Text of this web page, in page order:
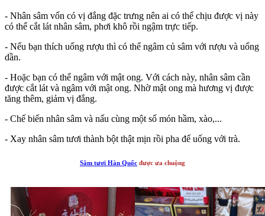
- Nhân sâm vốn có vị đắng đặc trưng nên ai có thể chịu được vị này
có thể cắt lát nhân sâm, phơi khô rồi ngậm trực tiếp.
- Nếu bạn thích uống rượu thì có thể ngâm củ sâm với rượu và uống
dần.
- Hoặc bạn có thể ngâm với mật ong. Với cách này, nhân sâm cần
được cắt lát và ngâm với mật ong. Nhờ mật ong mà hương vị được
tăng thêm, giảm vị đắng.
- Chế biến nhân sâm và nấu cùng một số món hầm, xào,...
- Xay nhân sâm tươi thành bột thật mịn rồi pha để uống với trà.
Sâm tươi Hàn Quốc được ưa chuộng